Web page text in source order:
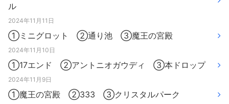
ル
2024年11月11日
①ミニグロット ②通り池 ③魔王の宮殿
2024年11月10日
①17エンド ②アントニオガウディ ③本ドロップ
2024年11月9日
①魔王の宮殿 ②333 ③クリスタルパーク